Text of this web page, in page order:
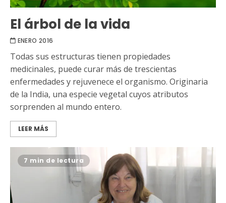
El árbol de la vida
ENERO 2016
Todas sus estructuras tienen propiedades
medicinales, puede curar más de trescientas
enfermedades y rejuvenece el organismo. Originaria
de la India, una especie vegetal cuyos atributos
sorprenden al mundo entero.
LEER MÁS
7 min de lectura